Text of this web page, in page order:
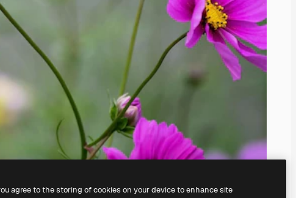
agree to the storing of cookies on your device to enhance site